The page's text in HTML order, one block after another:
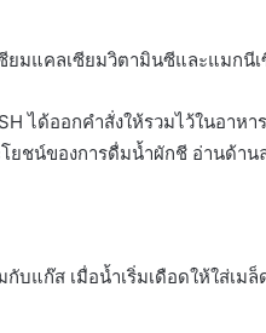
มแคลเซียมวิตามินซีและแมกนี
ได้ออกคำสั่งให้รวมไว้ในอา
ยชน์ของการดื่มน้ำผักชี อ่านด้าน
บแก๊ส เมื่อน้ำเริ่มเดือดให้ใส่เม